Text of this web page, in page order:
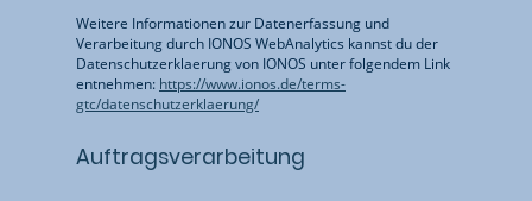
Weitere Informationen zur Datenerfassung und
Verarbeitung durch IONOS WebAnalytics kannst du der
Datenschutzerklaerung von IONOS unter folgendem Link
entnehmen: https://www.ionos.de/terms-
gtc/datenschutzerklaerung/
Auftragsverarbeitung